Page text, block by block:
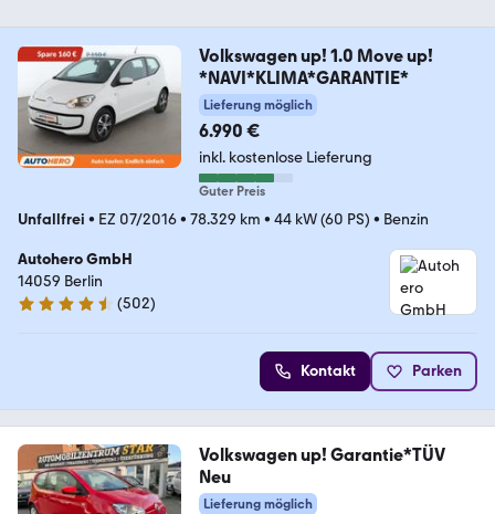
Volkswagen up! 1.0 Move up!
*NAVI*KLIMA*GARANTIE*
Lieferung möglich
6.990 €
inkl. kostenlose Lieferung
Guter Preis
Unfallfrei • EZ 07/2016• 78.329 km • 44 kW (60 PS) • Benzin
Autohero GmbH
14059 Berlin
4.5 Sterne
(502)
Kontakt Parken
Volkswagen up! Garantie*TÜV
Neu
Lieferung möglich